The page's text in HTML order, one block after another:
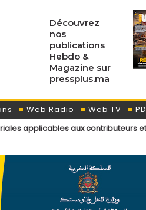
Découvrez
nos
publications
Hebdo &
Magazine sur
pressplus.ma
Web Radio Web TV
contributeurs et intervenants de